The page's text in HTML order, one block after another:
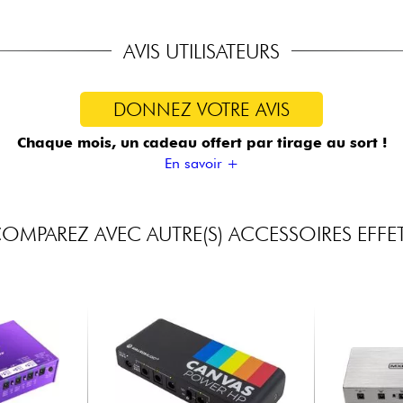
AVIS UTILISATEURS
DONNEZ VOTRE AVIS
Chaque mois, un cadeau offert par tirage au sort !
En savoir +
AVEC AUTRE(S) ACCESSOIRES